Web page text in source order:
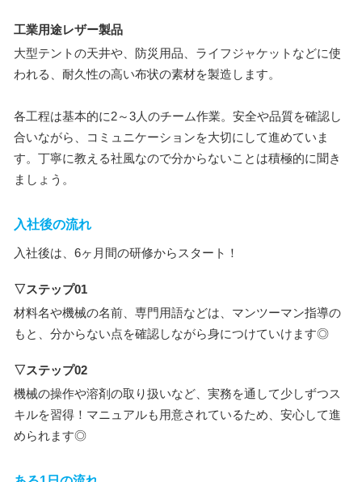
工業用途レザー製品
大型テントの天井や、防災用品、ライフジャケットなどに使
われる、耐久性の高い布状の素材を製造します。
各工程は基本的に2～3人のチーム作業。安全や品質を確認し
合いながら、コミュニケーションを大切にして進めていま
す。丁寧に教える社風なので分からないことは積極的に聞き
ましょう。
入社後の流れ
入社後は、6ヶ月間の研修からスタート！
▽ステップ01
材料名や機械の名前、専門用語などは、マンツーマン指導の
もと、分からない点を確認しながら身につけていけます◎
▽ステップ02
機械の操作や溶剤の取り扱いなど、実務を通して少しずつス
キルを習得！マニュアルも用意されているため、安心して進
められます◎